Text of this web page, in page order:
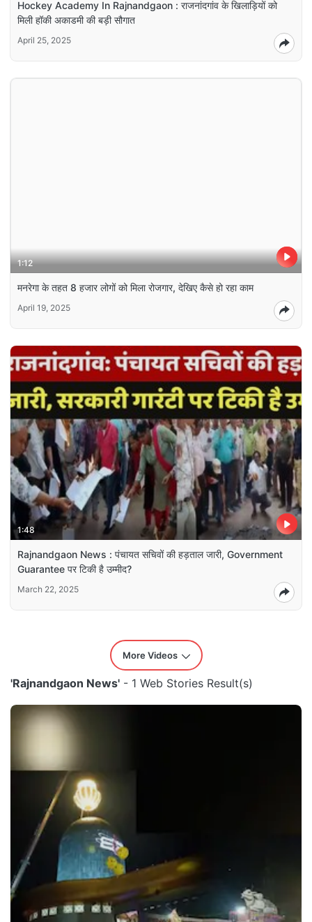
Hockey Academy In Rajnandgaon : राजनांदगांव के खिलाड़ियों को
मिली हॉकी अकाडमी की बड़ी सौगात
April 25, 2025
1:12
मनरेगा के तहत 8 हजार लोगों को मिला रोजगार, देखिए कैसे हो रहा काम
April 19, 2025
1:48
Rajnandgaon News : पंचायत सचिवों की हड़ताल जारी, Government
Guarantee पर टिकी है उम्मीद?
March 22, 2025
More Videos
'Rajnandgaon News' - 1 Web Stories Result(s)